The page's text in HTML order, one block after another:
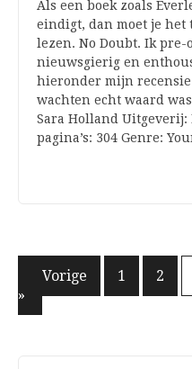
Als een boek zoals
eindigt, dan moet je het
lezen. No Doubt. Ik pre-
nieuwsgierig en
hieronder mijn
wachten echt waard
Sara Holland Uitgeverij:
pagina’s: 304 Genre:
Berichten
paginering
« Vorige 1 2
»